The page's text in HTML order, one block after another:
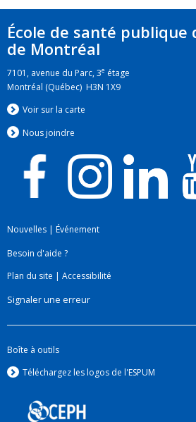
Afrique du Sud
Intégration d'une approche
santé à la prestation des
École de santé publique
de Montréal
7101, avenue du Parc, 3e étage
Montréal (Québec) H3N 1X9
Voir sur la carte
Nous joindre
Nouvelles | Événement
Besoin d'aide ?
Plan du site | Accessibilité
Signaler une erreur
Boîte à outils
Téléchargez les logos de l'ESPUM